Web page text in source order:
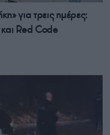
για τρεις ημέρες:
Red Code